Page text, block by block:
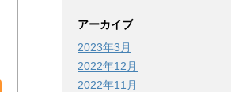
アーカイブ
2023年3月
2022年12月
2022年11月